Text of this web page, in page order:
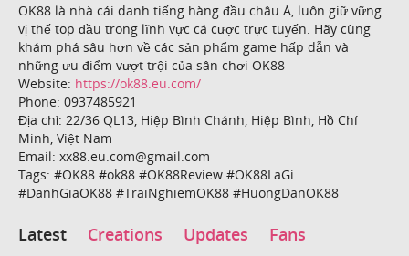
OK88 là nhà cái danh tiếng hàng đầu châu Á, luôn giữ vững
vị thế top đầu trong lĩnh vực cá cược trực tuyến. Hãy cùng
khám phá sâu hơn về các sản phẩm game hấp dẫn và
những ưu điểm vượt trội của sân chơi OK88
Website: https://ok88.eu.com/
Phone: 0937485921
Địa chỉ: 22/36 QL13, Hiệp Bình Chánh, Hiệp Bình, Hồ Chí
Minh, Việt Nam
Email: xx88.eu.com@gmail.com
Tags: #OK88 #ok88 #OK88Review #OK88LaGi
#DanhGiaOK88 #TraiNghiemOK88 #HuongDanOK88
Latest Creations Updates Fans